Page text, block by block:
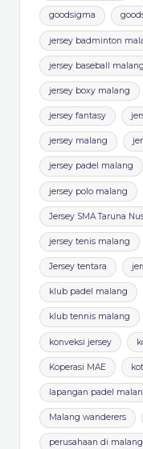
goodsigma
jersey badminton
jersey baseball malang
jersey boxy malang
jersey fantasy
jersey malang
jersey padel malang
jersey polo malang
Jersey SMA Taruna
jersey tenis malang
Jersey tentara
klub padel malang
klub tennis malang
konveksi jersey
Koperasi MAE
lapangan padel
Malang wanderers
perusahaan di malang